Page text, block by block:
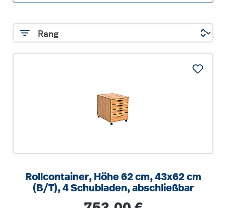
Rollcontainer, Höhe 62 cm, 43x62 cm
(B/T), 4 Schubladen, abschließbar
Regulärer Preis: